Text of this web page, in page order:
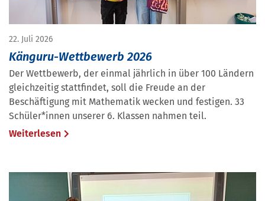
22. Juli 2026
Känguru-Wettbewerb 2026
Der Wettbewerb, der einmal jährlich in über 100 Ländern
gleichzeitig stattfindet, soll die Freude an der
Beschäftigung mit Mathematik wecken und festigen. 33
Schüler*innen unserer 6. Klassen nahmen teil.
Weiterlesen